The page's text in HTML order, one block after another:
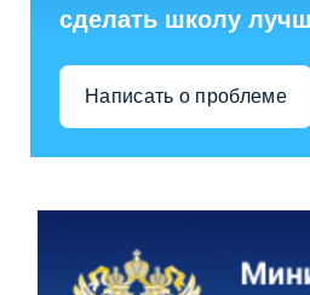
сделать школу
Написать о проблеме